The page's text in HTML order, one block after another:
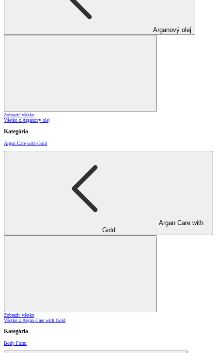
Arganový olej
Zobraziť všetko
Všetko z Arganový olej
Kategória
Argan Care with Gold
Argan Care with
Gold
Zobraziť všetko
Všetko z Argan Care with Gold
Kategória
Body Form